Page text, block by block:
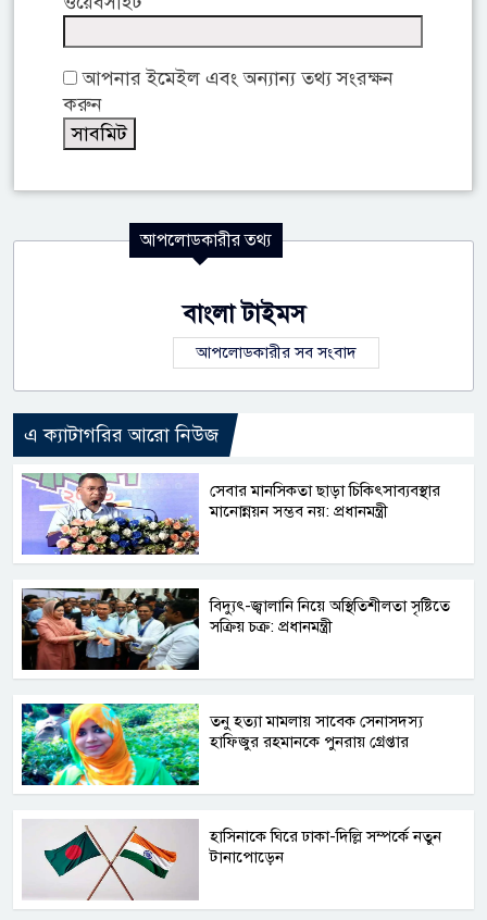
আপনার ইমেইল এবং অন্যান্য তথ্য সংরক্ষন
করুন
আপলোডকারীর তথ্য
বাংলা টাইমস
আপলোডকারীর সব সংবাদ
এ ক্যাটাগরির আরো নিউজ
সেবার মানসিকতা ছাড়া চিকিৎসাব্যবস্থার
মানোন্নয়ন সম্ভব নয়: প্রধানমন্ত্রী
বিদ্যুৎ-জ্বালানি নিয়ে অস্থিতিশীলতা সৃষ্টিতে
সক্রিয় চক্র: প্রধানমন্ত্রী
তনু হত্যা মামলায় সাবেক সেনাসদস্য
হাফিজুর রহমানকে পুনরায় গ্রেপ্তার
হাসিনাকে ঘিরে ঢাকা-দিল্লি সম্পর্কে নতুন
টানাপোড়েন